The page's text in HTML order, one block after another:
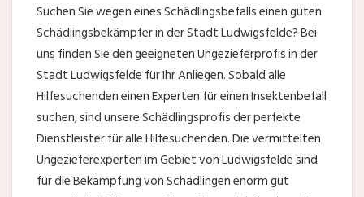
Suchen Sie wegen eines Schädlingsbefalls einen guten
Schädlingsbekämpfer in der Stadt Ludwigsfelde? Bei
uns finden Sie den geeigneten Ungezieferprofis in der
Stadt Ludwigsfelde für Ihr Anliegen. Sobald alle
Hilfesuchenden einen Experten für einen Insektenbefall
suchen, sind unsere Schädlingsprofis der perfekte
Dienstleister für alle Hilfesuchenden. Die vermittelten
Ungezieferexperten im Gebiet von Ludwigsfelde sind
für die Bekämpfung von Schädlingen enorm gut